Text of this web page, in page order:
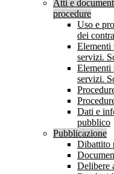
Atti e
procedure
Uso e
dei
Elementi
servizi.
Elementi
servizi.
Dati e
pubblico
Pubblicazione
Dibattito
Delibere